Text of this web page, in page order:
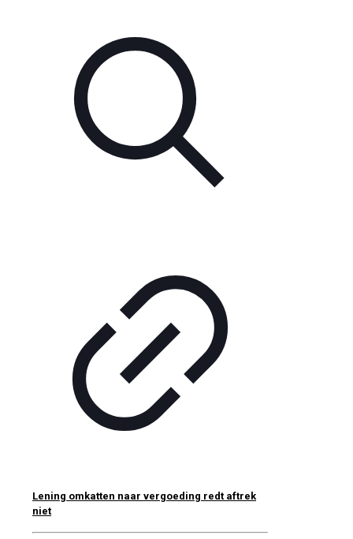
Lening omkatten naar vergoeding redt aftrek
niet